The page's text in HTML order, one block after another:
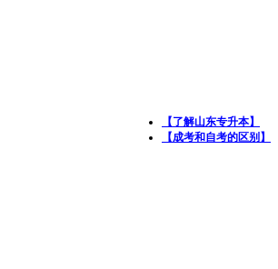
【了解山东专升本】
【成考和自考的区别】